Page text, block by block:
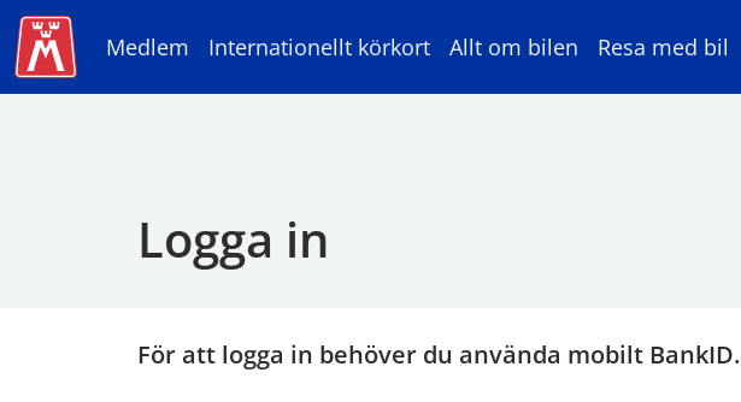
Medlem Internationellt körkort Allt om bilen Resa med bil
Logga in
För att logga in behöver du använda mobilt BankID.